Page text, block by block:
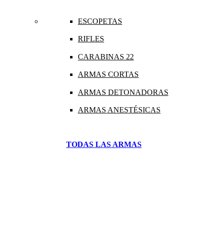
ESCOPETAS
RIFLES
CARABINAS 22
ARMAS CORTAS
ARMAS DETONADORAS
ARMAS ANESTÉSICAS
TODAS LAS ARMAS